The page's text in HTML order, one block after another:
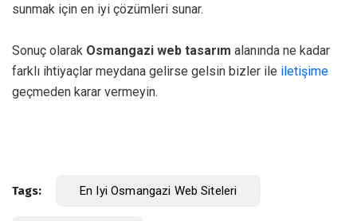
sunmak için en iyi çözümleri sunar.
Sonuç olarak Osmangazi web tasarım alanında ne kadar
farklı ihtiyaçlar meydana gelirse gelsin bizler ile iletişime
geçmeden karar vermeyin.
Tags: En Iyi Osmangazi Web Siteleri